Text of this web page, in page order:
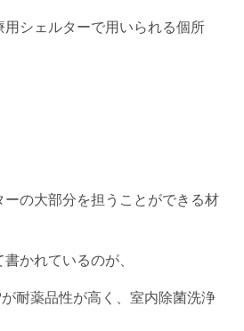
シェルターで用いられる個所
の大部分を担うことができる材
かれているのが、
が耐薬品性が高く、室内除菌洗浄